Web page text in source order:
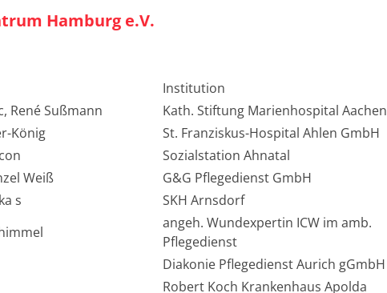
Hamburg e.V.
Institution
René Sußmann
Kath. Stiftung Marienhospital Aachen
König
St. Franziskus-Hospital Ahlen GmbH
Sozialstation Ahnatal
Weiß
G&G Pflegedienst GmbH
s
SKH Arnsdorf
angeh. Wundexpertin ICW im amb.
Pflegedienst
Diakonie Pflegedienst Aurich gGmbH
Robert Koch Krankenhaus Apolda